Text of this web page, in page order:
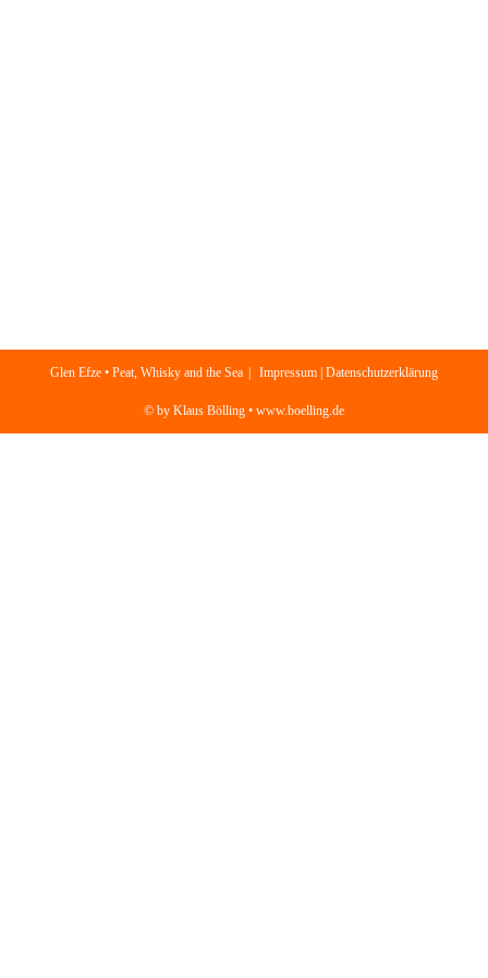
Glen Efze • Peat, Whisky and the Sea Impressum | Datenschutzerklärung
© by Klaus Bölling • www.boelling.de